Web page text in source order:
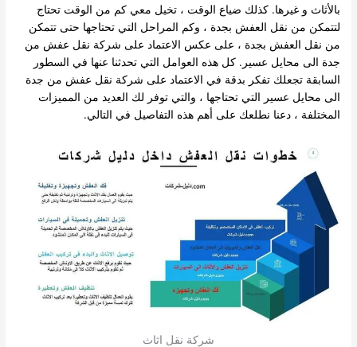
بالأثاث و غيرها. كذلك ضياع الوقت ، تخيل معي كم من الوقت تحتاج
لتتمكن من نقل العفش بجدة ، وكم المراحل التي تحتاجها حتى تتمكن
من نقل العفش بجدة ، على عكس الاعتماد على شركة نقل عفش من
جدة الى محايل عسير. كل هذه العوامل التي تحدثنا عنها في السطور
السابقة تجعلك تفكر بدقة في الاعتماد على شركة نقل عفش من جدة
الى محايل عسير التي تحتاجها ، والتي توفر لك العديد من المميزات
المختلفة ، دعنا نطلعك على أهم هذه التفاصيل في التالي.
شركة نقل اثاث